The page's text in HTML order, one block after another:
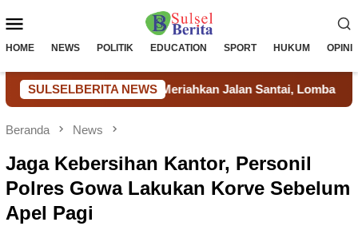
ke
Mobile
HOME NEWS POLITIK EDUCATION SPORT HUKUM OPINI
SULSELBERITA NEWS
Lapas Takalar Meriahkan Jalan Santai, Lomba Tradisional
Beranda News
Jaga Kebersihan Kantor, Personil
Polres Gowa Lakukan Korve Sebelum
Apel Pagi